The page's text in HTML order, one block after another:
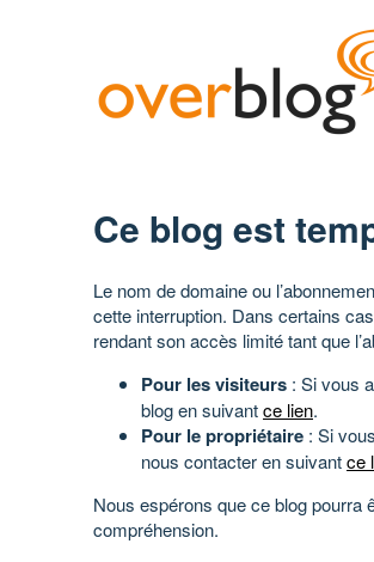
Ce blog est
Le nom de domaine ou
cette interruption. Dans certains
rendant son accès limité tant que
Pour les visiteurs : Si vous
blog en suivantce lien.
Pour le propriétaire : Si
nous contacter en suivantce
Nous espérons que ce blog pourra
compréhension.